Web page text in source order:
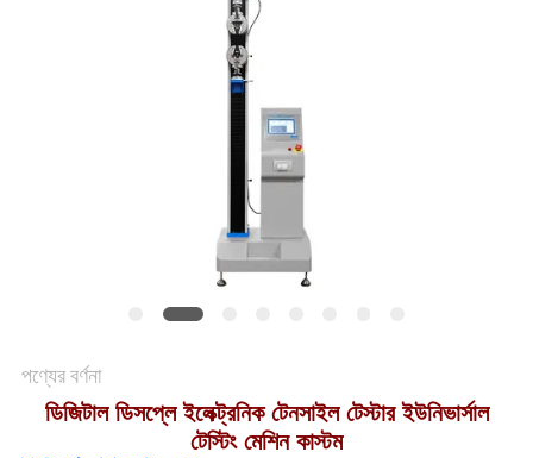
গোপনীয়তা
পণ্যের বর্ণনা
ডিজিটাল ডিসপ্লে ইলেক্ট্রনিক টেনসাইল টেস্টার ইউনিভার্সাল
টেস্টিং মেশিন কাস্টম